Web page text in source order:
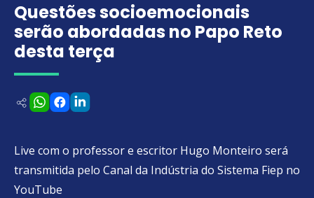
Questões socioemocionais
serão abordadas no Papo Reto
desta terça
Live com o professor e escritor Hugo Monteiro será
transmitida pelo Canal da Indústria do Sistema Fiep no
YouTube